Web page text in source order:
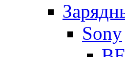
Sony